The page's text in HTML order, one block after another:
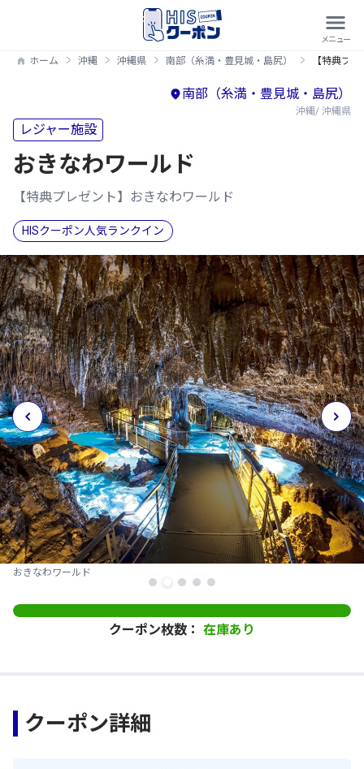
ホーム 沖縄 沖縄県 南部（糸満・豊見城・島尻） 【特典プ
南部（糸満・豊見城・島尻）
沖縄/ 沖縄県
レジャー施設
おきなわワールド
【特典プレゼント】おきなわワールド
HISクーポン人気ランクイン
おきなわワールド
クーポン枚数： 在庫あり
クーポン詳細